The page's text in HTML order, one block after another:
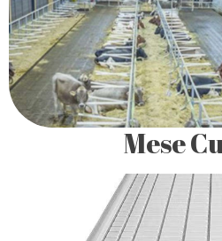
agriculturii, în special în
agricultura din
Mese